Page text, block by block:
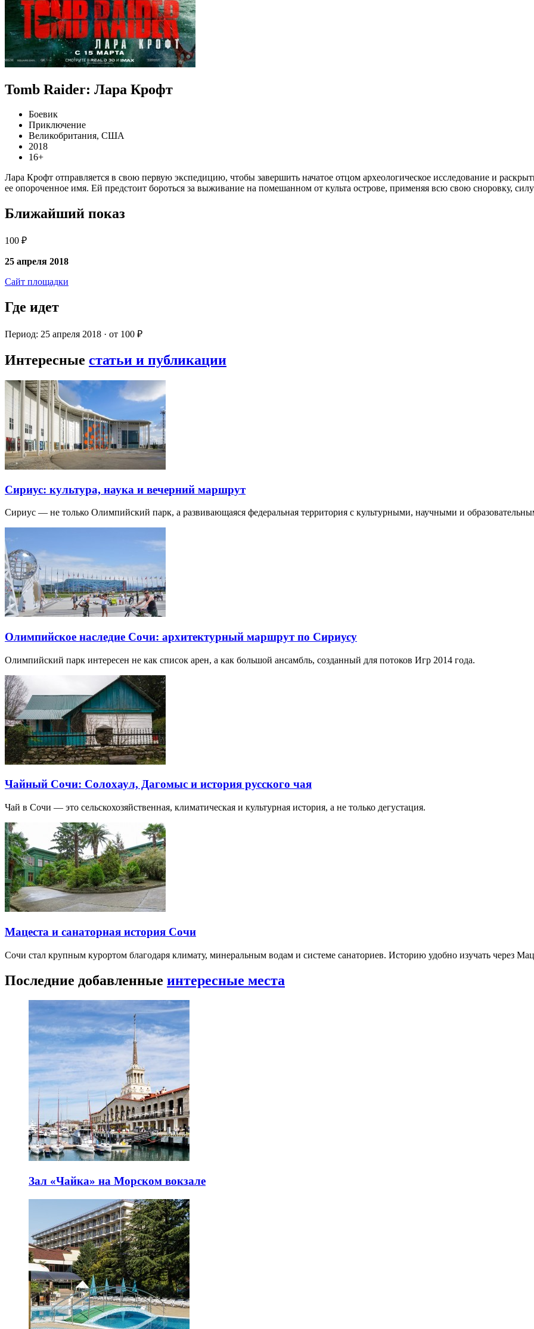
Tomb Raider: Лара Крофт
Боевик
Приключение
Великобритания, США
2018
16+
Лара Крофт отправляется в свою первую экспедицию, чтобы завершить начатое отцом археологическое исследование и
ее опороченное имя. Ей предстоит бороться за выживание на помешанном от культа острове, применяя всю свою сноровку,
Ближайший показ
100 ₽
25 апреля 2018
Сайт площадки
Где идет
Период: 25 апреля 2018 · от 100 ₽
Интересные статьи и публикации
Сириус: культура, наука и вечерний маршрут
Сириус — не только Олимпийский парк, а развивающаяся федеральная территория с культурными, научными и
Олимпийское наследие Сочи: архитектурный маршрут по Сириусу
Олимпийский парк интересен не как список арен, а как большой ансамбль, созданный для потоков Игр 2014 года.
Чайный Сочи: Солохаул, Дагомыс и история русского чая
Чай в Сочи — это сельскохозяйственная, климатическая и культурная история, а не только дегустация.
Мацеста и санаторная история Сочи
Сочи стал крупным курортом благодаря климату, минеральным водам и системе санаториев. Историю удобно изучать через
Последние добавленные интересные места
Зал «Чайка» на Морском вокзале